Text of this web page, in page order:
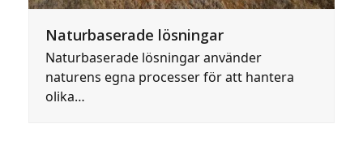
Naturbaserade lösningar
Naturbaserade lösningar använder
naturens egna processer för att hantera
olika…